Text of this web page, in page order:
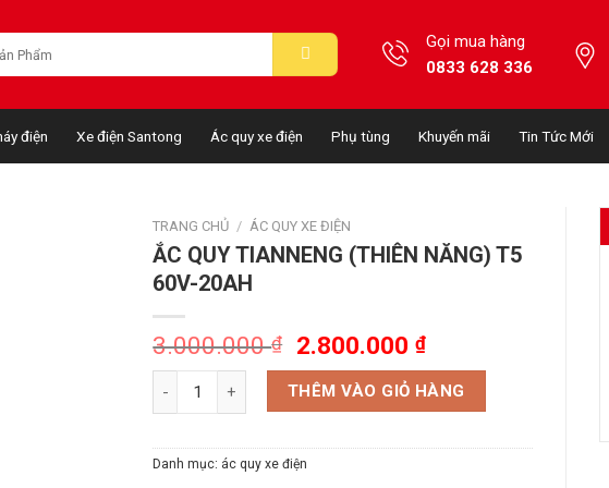
Gọi mua hàng
0833 628 336
điện Xe điện Santong Ác quy xe điện Phụ tùng Khuyến mãi Tin Tức Mới
TRANG CHỦ / ÁC QUY XE ĐIỆN
ẮC QUY TIANNENG (THIÊN NĂNG) T5
60V-20AH
3.000.000₫ 2.800.000₫
ẮC QUY TIANNENG (THIÊN NĂNG) T5 60V-20AH số lượng
THÊM VÀO GIỎ HÀNG
Danh mục: ác quy xe điện